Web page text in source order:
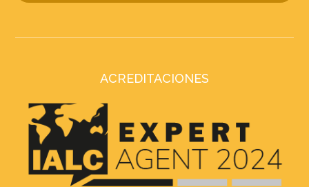
ACREDITACIONES